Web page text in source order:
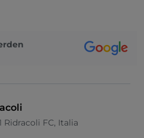
Ridracoli FC, Italia